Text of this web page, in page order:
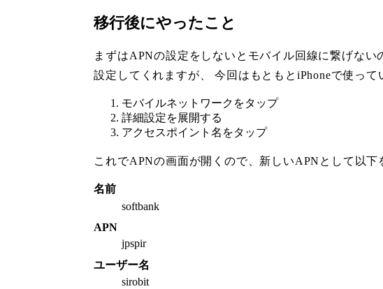
移行後にやったこと
まずはAPNの設定をしないとモバイル回線に繋げな
設定してくれますが、 今回はもともとiPhoneで使っ
モバイルネットワークをタップ
詳細設定を展開する
アクセスポイント名をタップ
これでAPNの画面が開くので、新しいAPNとして以下
名前
softbank
APN
jpspir
ユーザー名
sirobit